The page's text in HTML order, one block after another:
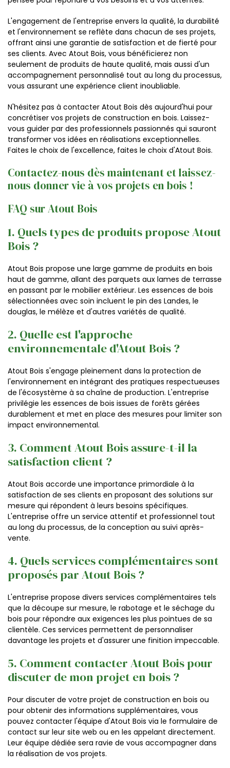
L'engagement de l'entreprise envers la qualité, la durabilité
et l'environnement se reflète dans chacun de ses projets,
offrant ainsi une garantie de satisfaction et de fierté pour
ses clients. Avec Atout Bois, vous bénéficierez non
seulement de produits de haute qualité, mais aussi d'un
accompagnement personnalisé tout au long du processus,
vous assurant une expérience client inoubliable.
N'hésitez pas à contacter Atout Bois dès aujourd'hui pour
concrétiser vos projets de construction en bois. Laissez-
vous guider par des professionnels passionnés qui sauront
transformer vos idées en réalisations exceptionnelles.
Faites le choix de l'excellence, faites le choix d'Atout Bois.
Contactez-nous dès maintenant et laissez-
nous donner vie à vos projets en bois !
FAQ sur Atout Bois
1. Quels types de produits propose Atout
Bois ?
Atout Bois propose une large gamme de produits en bois
haut de gamme, allant des parquets aux lames de terrasse
en passant par le mobilier extérieur. Les essences de bois
sélectionnées avec soin incluent le pin des Landes, le
douglas, le mélèze et d'autres variétés de qualité.
2. Quelle est l'approche
environnementale d'Atout Bois ?
Atout Bois s'engage pleinement dans la protection de
l'environnement en intégrant des pratiques respectueuses
de l'écosystème à sa chaîne de production. L'entreprise
privilégie les essences de bois issues de forêts gérées
durablement et met en place des mesures pour limiter son
impact environnemental.
3. Comment Atout Bois assure-t-il la
satisfaction client ?
Atout Bois accorde une importance primordiale à la
satisfaction de ses clients en proposant des solutions sur
mesure qui répondent à leurs besoins spécifiques.
L'entreprise offre un service attentif et professionnel tout
au long du processus, de la conception au suivi après-
vente.
4. Quels services complémentaires sont
proposés par Atout Bois ?
L'entreprise propose divers services complémentaires tels
que la découpe sur mesure, le rabotage et le séchage du
bois pour répondre aux exigences les plus pointues de sa
clientèle. Ces services permettent de personnaliser
davantage les projets et d'assurer une finition impeccable.
5. Comment contacter Atout Bois pour
discuter de mon projet en bois ?
Pour discuter de votre projet de construction en bois ou
pour obtenir des informations supplémentaires, vous
pouvez contacter l'équipe d'Atout Bois via le formulaire de
contact sur leur site web ou en les appelant directement.
Leur équipe dédiée sera ravie de vous accompagner dans
la réalisation de vos projets.